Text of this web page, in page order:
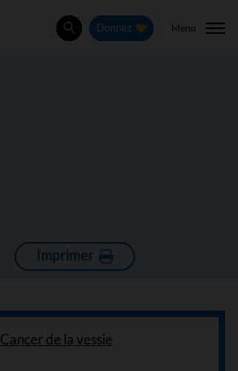
Rechercher
Donnez Menu
Imprimer
Cancer de la vessie